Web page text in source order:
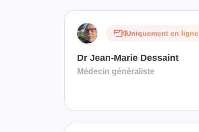
Uniquement en ligne
Dr Jean-Marie Dessaint
Médecin généraliste